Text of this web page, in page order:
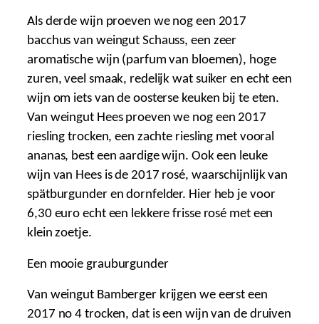
Als derde wijn proeven we nog een 2017
bacchus van weingut Schauss, een zeer
aromatische wijn (parfum van bloemen), hoge
zuren, veel smaak, redelijk wat suiker en echt een
wijn om iets van de oosterse keuken bij te eten.
Van weingut Hees proeven we nog een 2017
riesling trocken, een zachte riesling met vooral
ananas, best een aardige wijn. Ook een leuke
wijn van Hees is de 2017 rosé, waarschijnlijk van
spätburgunder en dornfelder. Hier heb je voor
6,30 euro echt een lekkere frisse rosé met een
klein zoetje.
Een mooie grauburgunder
Van weingut Bamberger krijgen we eerst een
2017 no 4 trocken, dat is een wijn van de druiven